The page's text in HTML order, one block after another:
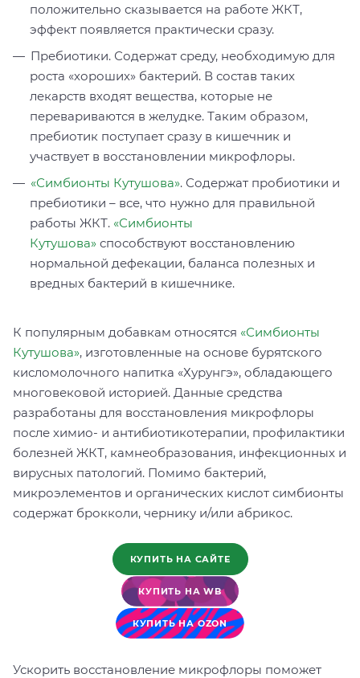
положительно сказывается на работе ЖКТ,
эффект появляется практически сразу.
Пребиотики. Содержат среду, необходимую для
роста «хороших» бактерий. В состав таких
лекарств входят вещества, которые не
перевариваются в желудке. Таким образом,
пребиотик поступает сразу в кишечник и
участвует в восстановлении микрофлоры.
«Симбионты Кутушова». Содержат пробиотики и
пребиотики – все, что нужно для правильной
работы ЖКТ. «Симбионты
Кутушова» способствуют восстановлению
нормальной дефекации, баланса полезных и
вредных бактерий в кишечнике.
К популярным добавкам относятся «Симбионты
Кутушова», изготовленные на основе бурятского
кисломолочного напитка «Хурунгэ», обладающего
многовековой историей. Данные средства
разработаны для восстановления микрофлоры
после химио- и антибиотикотерапии, профилактики
болезней ЖКТ, камнеобразования, инфекционных и
вирусных патологий. Помимо бактерий,
микроэлементов и органических кислот симбионты
содержат брокколи, чернику и/или абрикос.
КУПИТЬ НА САЙТЕ
КУПИТЬ НА WB
КУПИТЬ НА OZON
Ускорить восстановление микрофлоры поможет